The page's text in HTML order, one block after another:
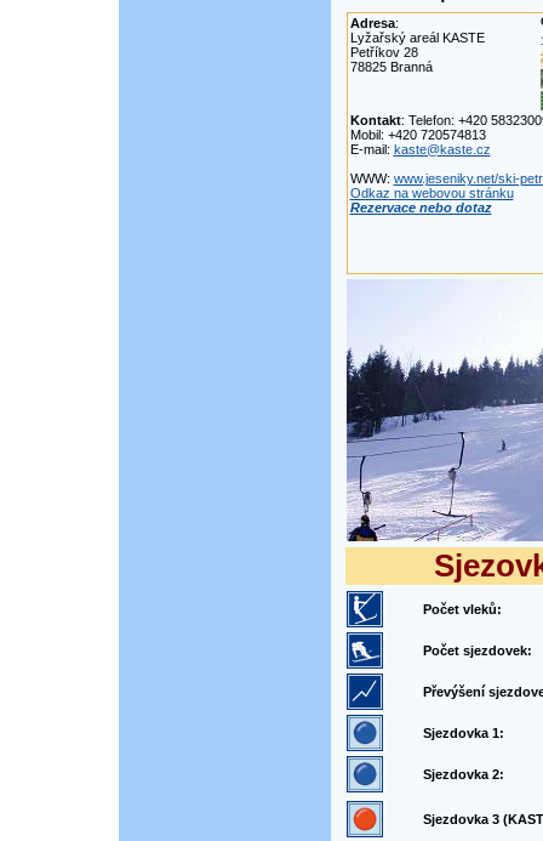
Adresa:
Lyžařský areál KASTE
Petříkov 28
78825 Branná
Kontakt: Telefon: +420
Mobil: +420 720574813
E-mail: kaste@kaste.cz
WWW: www.jeseniky.net/ski-
Odkaz na webovou stránku
Rezervace nebo dotaz
Počet vleků:
Počet sjezdovek:
Převýšení
Sjezdovka 1:
Sjezdovka 2:
Sjezdovka 3